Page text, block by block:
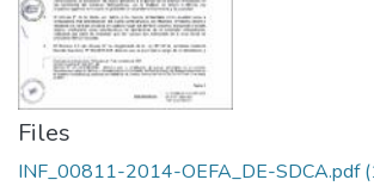
Files
INF_00811-2014-OEFA_DE-SDCA.pdf